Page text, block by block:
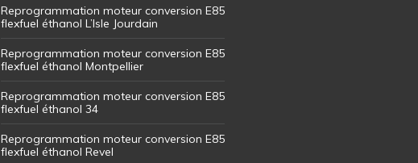
Reprogrammation moteur conversion E85
flexfuel éthanol L’Isle Jourdain
Reprogrammation moteur conversion E85
flexfuel éthanol Montpellier
Reprogrammation moteur conversion E85
flexfuel éthanol 34
Reprogrammation moteur conversion E85
flexfuel éthanol Revel